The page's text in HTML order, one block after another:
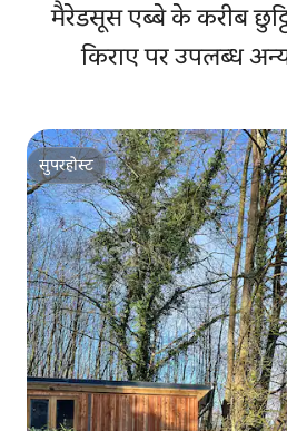
मैरेडसूस एब्बे के करीब
किराए पर उपलब्ध
सुपरहोस्ट
सुपरहोस्ट